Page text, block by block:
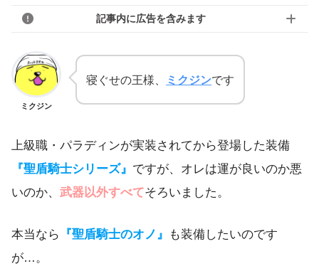
記事内に広告を含みます
ミクジン
寝ぐせの王様、 ミクジンです
上級職・パラディンが実装されてから登場した装備
『聖盾騎士シリーズ』 ですが、オレは運が良いのか悪
いのか、 武器以外すべてそろいました。
本当なら 『聖盾騎士のオノ』 も装備したいのです
が…。